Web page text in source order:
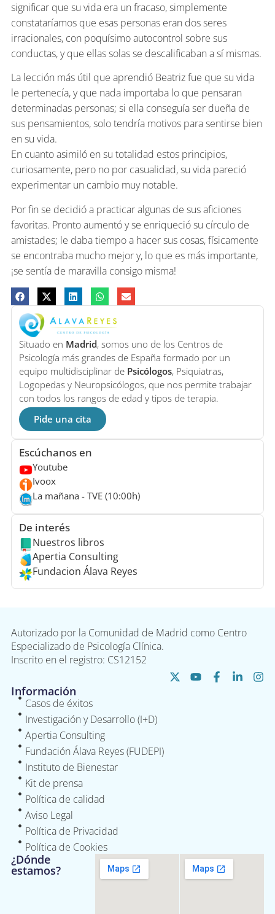
significar que su vida era un fracaso, simplemente
constataríamos que esas personas eran dos seres
irracionales, con poquísimo autocontrol sobre sus
conductas, y que ellas solas se descalificaban a sí mismas.
La lección más útil que aprendió Beatriz fue que su vida
le pertenecía, y que nada importaba lo que pensaran
determinadas personas; si ella conseguía ser dueña de
sus pensamientos, solo tendría motivos para sentirse bien
en su vida.
En cuanto asimiló en su totalidad estos principios,
curiosamente, pero no por casualidad, su vida pareció
experimentar un cambio muy notable.
Por fin se decidió a practicar algunas de sus aficiones
favoritas. Pronto aumentó y se enriqueció su círculo de
amistades; le daba tiempo a hacer sus cosas, físicamente
se encontraba mucho mejor y, lo que es más importante,
¡se sentía de maravilla consigo misma!
Situado en Madrid, somos uno de los Centros de
Psicología más grandes de España formado por un
equipo multidisciplinar de Psicólogos, Psiquiatras,
Logopedas y Neuropsicólogos, que nos permite trabajar
con todos los rangos de edad y tipos de terapia.
Pide una cita
Escúchanos en
Youtube
Ivoox
La mañana - TVE (10:00h)
De interés
Nuestros libros
Apertia Consulting
Fundacion Álava Reyes
Autorizado por la Comunidad de Madrid como Centro
Especializado de Psicología Clínica.
Inscrito en el registro: CS12152
Información
Casos de éxitos
Investigación y Desarrollo (I+D)
Apertia Consulting
Fundación Álava Reyes (FUDEPI)
Instituto de Bienestar
Kit de prensa
Política de calidad
Aviso Legal
Política de Privacidad
Política de Cookies
¿Dónde
estamos?